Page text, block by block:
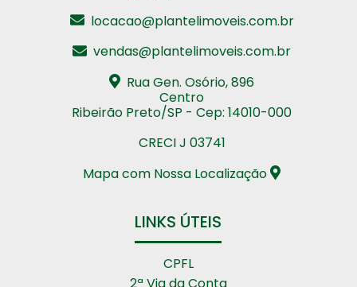
locacao@plantelimoveis.com.br
vendas@plantelimoveis.com.br
Rua Gen. Osório, 896
Centro
Ribeirão Preto/SP - Cep: 14010-000
CRECI J 03741
Mapa com Nossa Localização
LINKS ÚTEIS
CPFL
2ª Via da Conta